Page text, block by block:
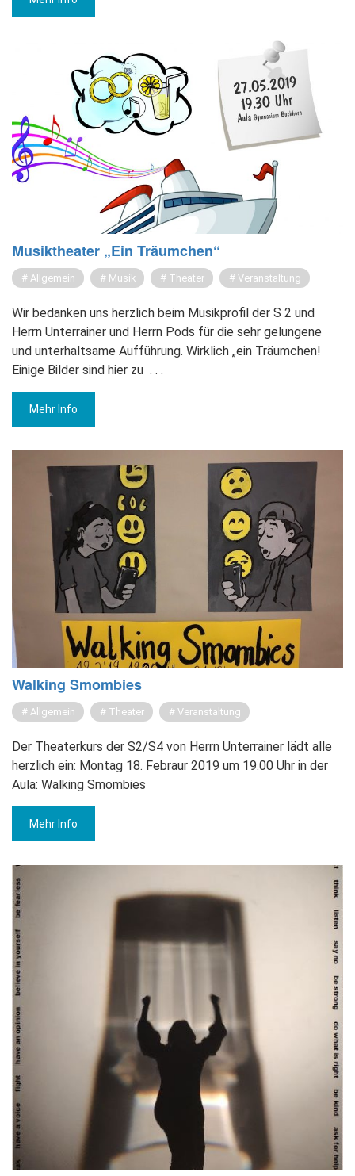
Mu­sik­thea­ter „Ein Träum­chen“
Allgemein Musik Theater Veranstaltung
Wir bedanken uns herzlich beim Musikprofil der S 2 und
Herrn Unterrainer und Herrn Pods für die sehr gelungene
und unterhaltsame Aufführung. Wirklich „ein Träumchen!
Einige Bilder sind hier zu . . .
Mehr Info
Wal­king Smom­bies
Allgemein Theater Veranstaltung
Der Theaterkurs der S2/S4 von Herrn Unterrainer lädt alle
herzlich ein: Montag 18. Febraur 2019 um 19.00 Uhr in der
Aula: Walking Smombies
Mehr Info